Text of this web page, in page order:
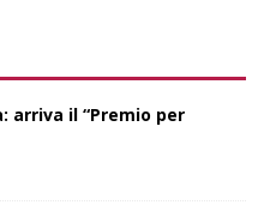
arriva il “Premio per